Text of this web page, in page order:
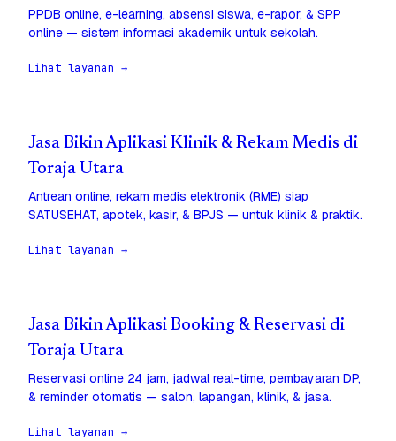
PPDB online, e-learning, absensi siswa, e-rapor, & SPP
online — sistem informasi akademik untuk sekolah.
Lihat layanan →
Jasa Bikin Aplikasi Klinik & Rekam Medis di
Toraja Utara
Antrean online, rekam medis elektronik (RME) siap
SATUSEHAT, apotek, kasir, & BPJS — untuk klinik & praktik.
Lihat layanan →
Jasa Bikin Aplikasi Booking & Reservasi di
Toraja Utara
Reservasi online 24 jam, jadwal real-time, pembayaran DP,
& reminder otomatis — salon, lapangan, klinik, & jasa.
Lihat layanan →